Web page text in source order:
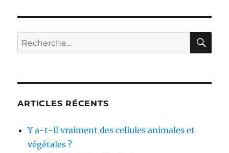
suite
léchage
d’une
de
Recherche
pour :
ARTICLES RÉCENTS
Y a-t-il vraiment des cellules animales et
végétales ?